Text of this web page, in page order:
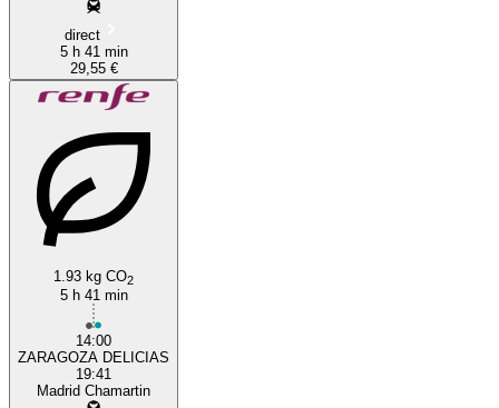
direct
5 h 41 min
29,55 €
1.93 kg CO2
5 h 41 min
14:00
ZARAGOZA DELICIAS
19:41
Madrid Chamartin